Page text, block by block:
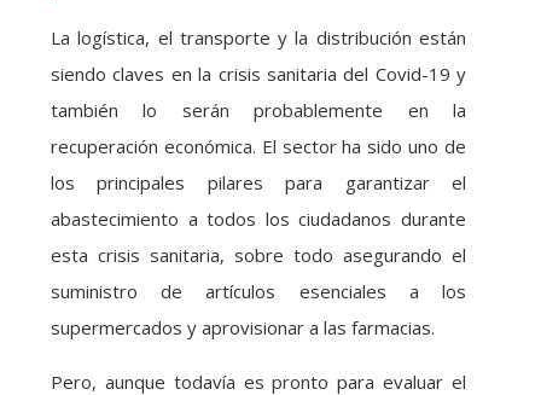
La logística, el transporte y la distribución están
siendo claves en la crisis sanitaria del Covid-19 y
también lo serán probablemente en la
recuperación económica. El sector ha sido uno de
los principales pilares para garantizar el
abastecimiento a todos los ciudadanos durante
esta crisis sanitaria, sobre todo asegurando el
suministro de artículos esenciales a los
supermercados y aprovisionar a las farmacias.
Pero, aunque todavía es pronto para evaluar el